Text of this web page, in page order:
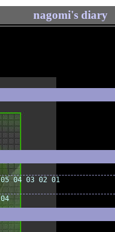
nagomi's diary
05 04 03 02 01
04